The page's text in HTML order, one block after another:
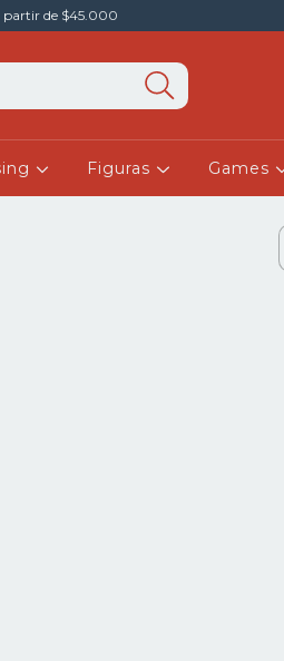
partir de $45.000
Figuras Games